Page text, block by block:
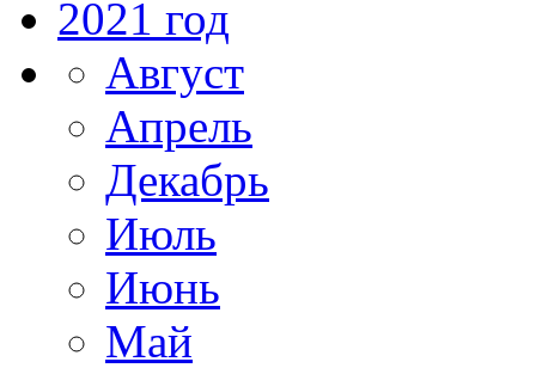
2021 год
Август
Апрель
Декабрь
Июль
Июнь
Май